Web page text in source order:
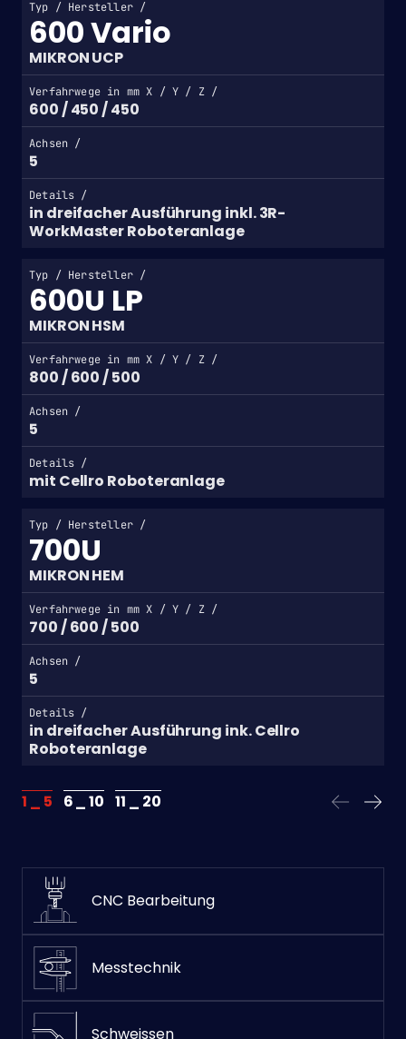
Typ / Hersteller /
600 Vario
MIKRON UCP
Verfahrwege in mm X / Y / Z /
600 / 450 / 450
Achsen /
5
Details /
in dreifacher Ausführung inkl. 3R-
WorkMaster Roboteranlage
Typ / Hersteller /
600U LP
MIKRON HSM
Verfahrwege in mm X / Y / Z /
800 / 600 / 500
Achsen /
5
Details /
mit Cellro Roboteranlage
Typ / Hersteller /
700U
MIKRON HEM
Verfahrwege in mm X / Y / Z /
700 / 600 / 500
Achsen /
5
Details /
in dreifacher Ausführung ink. Cellro
Roboteranlage
1 _ 5 6 _10 11 _ 20
CNC Bearbeitung
Messtechnik
Schweissen